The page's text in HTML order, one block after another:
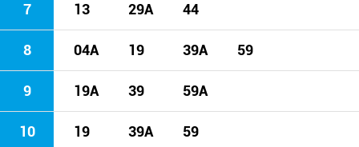
7 13 29A 44
8 04A 19 39A 59
9 19A 39 59A
10 19 39A 59